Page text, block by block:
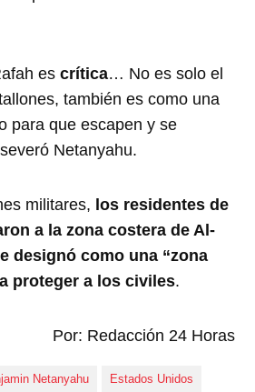
escrítica… No es solo el
también es como una
para que escapen y se
Netanyahu.
militares, los residentes de
a la zona costera de Al-
designó como una “zona
proteger a los civiles.
Por: Redacción 24 Horas
Netanyahu Estados Unidos